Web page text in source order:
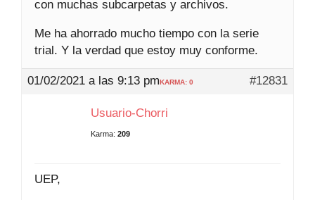
con muchas subcarpetas y archivos.
Me ha ahorrado mucho tiempo con la serie
trial. Y la verdad que estoy muy conforme.
01/02/2021 a las 9:13 pm #12831
KARMA: 0
Usuario-Chorri
Karma: 209
UEP,